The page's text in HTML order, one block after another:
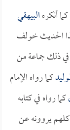
أنكرهالبيهقي
الحديث خولف
ذلك جماعة من
كما رواه الإمام
كما رواه في كتابه
كلهم يروونه عن